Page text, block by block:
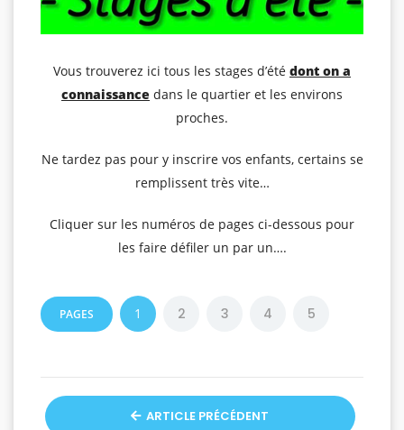
Vous trouverez ici tous les stages d’été dont on a
connaissance dans le quartier et les environs
proches.
Ne tardez pas pour y inscrire vos enfants, certains se
remplissent très vite…
Cliquer sur les numéros de pages ci-dessous pour
les faire défiler un par un….
PAGES 1 2 3 4 5
ARTICLE PRÉCÉDENT